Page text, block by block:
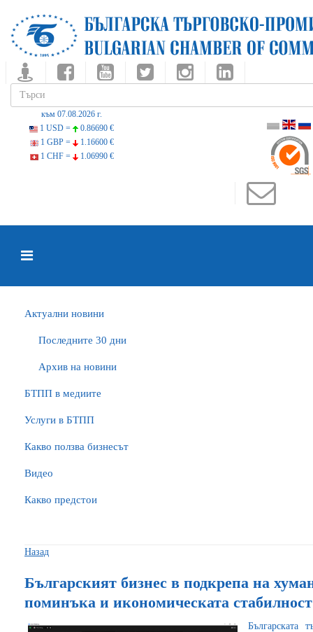
към 07.08.2026 г.
1 USD =
0.86690 €
1 GBP =
1.16600 €
1 CHF =
1.06990 €
Актуални новини
Последните 30 дни
Архив на новини
БTПП в медиите
Услуги в БТПП
Какво ползва бизнесът
Видео
Какво предстои
Назад
Българският бизнес в подкрепа на
поминъка и икономическата
Българската